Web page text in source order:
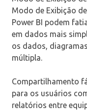
Modo de Exibição
Power BI podem
em dados mais
os dados,
múltipla.
Compartilhamento
para os usuários
relatórios entre